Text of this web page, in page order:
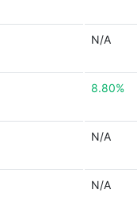
N/A
8.80%
N/A
N/A